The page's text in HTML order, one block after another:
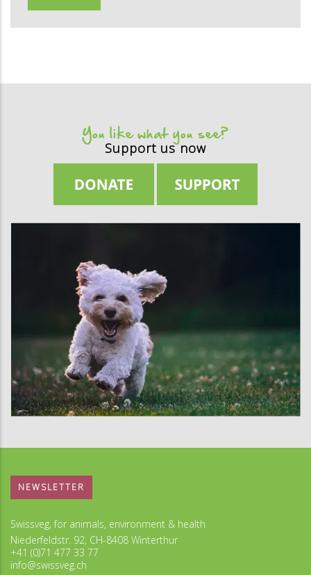
You like what you see?
Support us now
NEWSLETTER
Swissveg, for animals, environment & health
Niederfeldstr. 92, CH-8408 Winterthur
+41 (0)71 477 33 77
info@swissveg.ch